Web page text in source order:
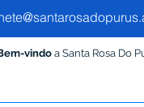
vindoa Santa Rosa Do